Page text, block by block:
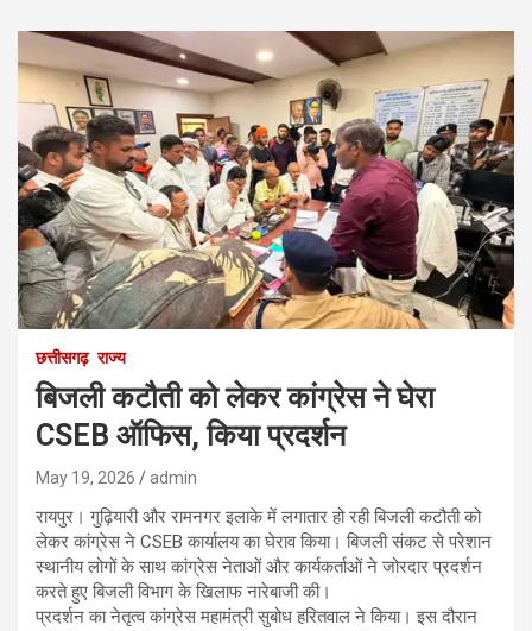
छत्तीसगढ़ राज्य
बिजली कटौती को लेकर कांग्रेस ने घेरा
CSEB ऑफिस, किया प्रदर्शन
May 19, 2026 admin
रायपुर। गुढ़ियारी और रामनगर इलाके में लगातार हो रही बिजली कटौती को
लेकर कांग्रेस ने CSEB कार्यालय का घेराव किया। बिजली संकट से परेशान
स्थानीय लोगों के साथ कांग्रेस नेताओं और कार्यकर्ताओं ने जोरदार प्रदर्शन
करते हुए बिजली विभाग के खिलाफ नारेबाजी की।
प्रदर्शन का नेतृत्व कांग्रेस महामंत्री सुबोध हरितवाल ने किया। इस दौरान